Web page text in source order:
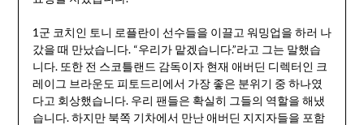
1군 코치인 토니 로플란이 선수들을 이끌고 워밍업을 하러 나
갔을 때 만났습니다. “우리가 맡겠습니다.”라고 그는 말했습
니다. 또한 전 스코틀랜드 감독이자 현재 애버딘 디렉터인 크
레이그 브라운도 피토드리에서 가장 좋은 분위기 중 하나였
다고 회상했습니다. 우리 팬들은 확실히 그들의 역할을 해냈
습니다. 하지만 북쪽 기차에서 만난 애버딘 지지자들을 포함